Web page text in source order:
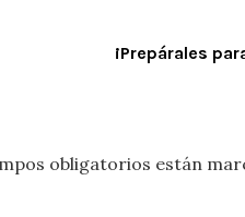
¡Prepárales
obligatorios están